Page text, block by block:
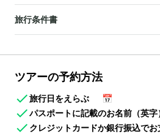
旅行条件書
ツアーの予約方法
旅行日をえらぶ
📅
パスポートに記載のお名前（英字
クレジットカードか銀行振込でお